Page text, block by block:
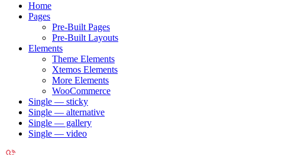
Home
Pages
Pre-Built Pages
Pre-Built Layouts
Elements
Theme Elements
Xtemos Elements
More Elements
WooCommerce
Single — sticky
Single — alternative
Single — gallery
Single — video